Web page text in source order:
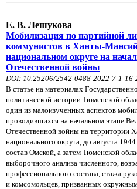
Е. В. Лешукова
Мобилизация по партийной
коммунистов в Ханты-
национальном округе на
Отечественной войны
DOI: 10.25206/2542-0488-2022-7-1-16-
В статье на материалах
политической истории Тюменской
один из малоизученных аспектов
проводившихся на начальном этапе
Отечественной войны на территории
национального округа, до августа
состав Омской, а затем Тюменской
выборочного анализа численного,
профессионального состава, стажа
и комсомольцев, призванных